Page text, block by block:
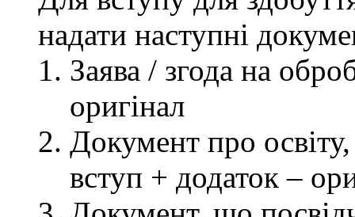
надати наступні
Заява / згода на
оригінал
Документ про освіту,
вступ + додаток –